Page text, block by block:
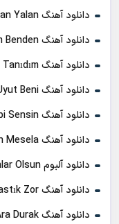
دانلود آهنگ Dedublüman Yalan
دانلود آهنگ Siyam Benden
دانلود آهنگ Müslüm Gürses Bir Kadın Tanıdım
دانلود آهنگ Fundyy Gamzende Uyut Beni
دانلود آهنگ Bengü Sebebi Sensin
دانلود آهنگ BLOK3 Napıyosun Mesela
دانلود آلبوم Emre Fel Eyvahlar Olsun
دانلود آهنگ Zeynep Bastık Zor
دانلود آهنگ Afra Ara Durak